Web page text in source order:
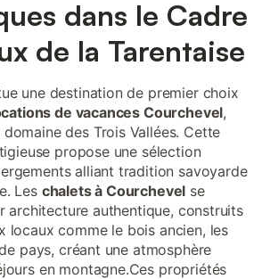
dans le Cadre
de la Tarentaise
une destination de premier choix
de vacances Courchevel,
des Trois Vallées. Cette
propose une sélection
alliant tradition savoyarde
Les chalets à Courchevel se
architecture authentique, construits
locaux comme le bois ancien, les
pays, créant une atmosphère
en montagne.Ces propriétés